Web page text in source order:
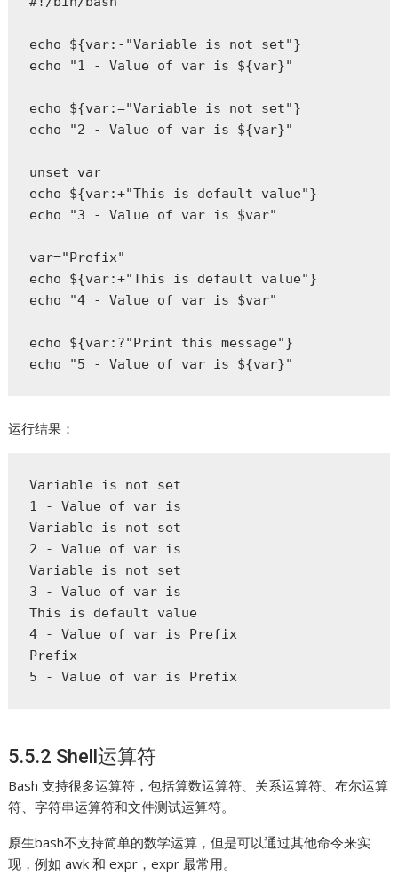
echo ${var:-"Variable is not set"}
echo "1 - Value of var is ${var}"
echo ${var:="Variable is not set"}
echo "2 - Value of var is ${var}"
unset var
echo ${var:+"This is default value"}
echo "3 - Value of var is $var"
var="Prefix"
echo ${var:+"This is default value"}
echo "4 - Value of var is $var"
echo ${var:?"Print this message"}
echo "5 - Value of var is ${var}"
运行结果：
Variable is not set
1 - Value of var is
Variable is not set
2 - Value of var is
Variable is not set
3 - Value of var is
This is default value
4 - Value of var is Prefix
Prefix
5 - Value of var is Prefix
5.5.2 Shell运算符
Bash 支持很多运算符，包括算数运算符、关系运算符、布尔运算
符、字符串运算符和文件测试运算符。
原生bash不支持简单的数学运算，但是可以通过其他命令来实
现，例如 awk 和 expr，expr 最常用。